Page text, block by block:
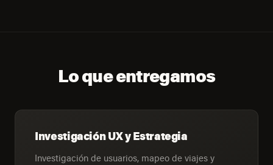
Lo que entregamos
Investigación UX y Estrategia
Investigación de usuarios, mapeo de viajes y